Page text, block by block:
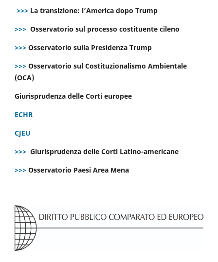
>>> La transizione: l’America dopo Trump
>>> Osservatorio sul processo costituente cileno
>>> Osservatorio sulla Presidenza Trump
>>> Osservatorio sul Costituzionalismo Ambientale
(OCA)
Giurisprudenza delle Corti europee
ECHR
CJEU
>>> Giurisprudenza delle Corti Latino-americane
>>> Osservatorio Paesi Area Mena